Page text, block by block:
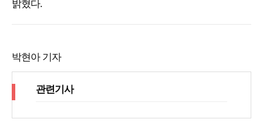
밝혔다.
박현아 기자
관련기사